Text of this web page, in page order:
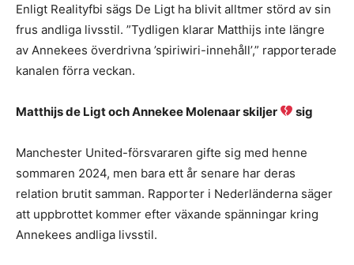
Enligt Realityfbi sägs De Ligt ha blivit alltmer störd av sin
frus andliga livsstil. ”Tydligen klarar Matthijs inte längre
av Annekees överdrivna ’spiriwiri-innehåll’,” rapporterade
kanalen förra veckan.
Matthijs de Ligt och Annekee Molenaar skiljer sig
Manchester United-försvararen gifte sig med henne
sommaren 2024, men bara ett år senare har deras
relation brutit samman. Rapporter i Nederländerna säger
att uppbrottet kommer efter växande spänningar kring
Annekees andliga livsstil.